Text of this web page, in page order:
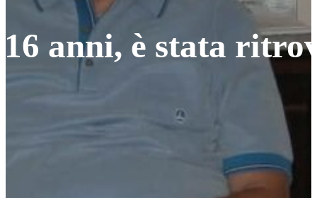
anni, è stata